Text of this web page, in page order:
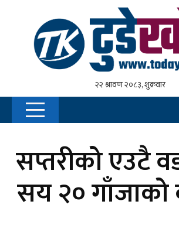
सप्तरीको एउटै
सय २० गाँजाको